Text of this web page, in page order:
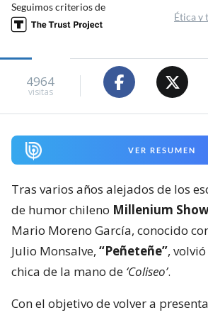
Seguimos criterios de
Ética y
4964
visitas
VER RESUMEN
Tras varios años alejados de los
de humor chileno Millenium
Mario Moreno García, conocido
Julio Monsalve, “Peñeteñe”,
chica de la mano de ‘Coliseo’.
Con el objetivo de volver a